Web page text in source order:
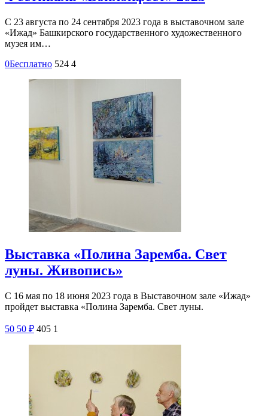
С 23 августа по 24 сентября 2023 года в выставочном зале
«Ижад» Башкирского государственного художественного
музея им…
0Бесплатно 524 4
Выставка «Полина Заремба. Свет
луны. Живопись»
С 16 мая по 18 июня 2023 года в Выставочном зале «Ижад»
пройдет выставка «Полина Заремба. Свет луны.
50 50 ₽ 405 1